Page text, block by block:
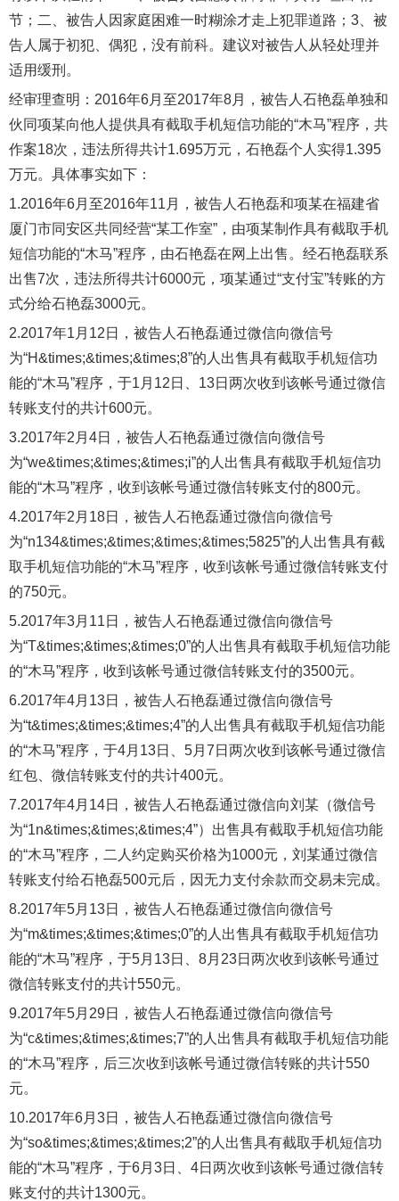
节；二、被告人因家庭困难一时糊涂才走上犯罪道路；3、被
告人属于初犯、偶犯，没有前科。建议对被告人从轻处理并
适用缓刑。
经审理查明：2016年6月至2017年8月，被告人石艳磊单独和
伙同项某向他人提供具有截取手机短信功能的“木马”程序，共
作案18次，违法所得共计1.695万元，石艳磊个人实得1.395
万元。具体事实如下：
1.2016年6月至2016年11月，被告人石艳磊和项某在福建省
厦门市同安区共同经营“某工作室”，由项某制作具有截取手机
短信功能的“木马”程序，由石艳磊在网上出售。经石艳磊联系
出售7次，违法所得共计6000元，项某通过“支付宝”转账的方
式分给石艳磊3000元。
2.2017年1月12日，被告人石艳磊通过微信向微信号
为“H&times;&times;&times;8”的人出售具有截取手机短信功
能的“木马”程序，于1月12日、13日两次收到该帐号通过微信
转账支付的共计600元。
3.2017年2月4日，被告人石艳磊通过微信向微信号
为“we&times;&times;&times;i”的人出售具有截取手机短信功
能的“木马”程序，收到该帐号通过微信转账支付的800元。
4.2017年2月18日，被告人石艳磊通过微信向微信号
为“n134&times;&times;&times;&times;5825”的人出售具有截
取手机短信功能的“木马”程序，收到该帐号通过微信转账支付
的750元。
5.2017年3月11日，被告人石艳磊通过微信向微信号
为“T&times;&times;&times;0”的人出售具有截取手机短信功能
的“木马”程序，收到该帐号通过微信转账支付的3500元。
6.2017年4月13日，被告人石艳磊通过微信向微信号
为“t&times;&times;&times;4”的人出售具有截取手机短信功能
的“木马”程序，于4月13日、5月7日两次收到该帐号通过微信
红包、微信转账支付的共计400元。
7.2017年4月14日，被告人石艳磊通过微信向刘某（微信号
为“1n&times;&times;&times;4”）出售具有截取手机短信功能
的“木马”程序，二人约定购买价格为1000元，刘某通过微信
转账支付给石艳磊500元后，因无力支付余款而交易未完成。
8.2017年5月13日，被告人石艳磊通过微信向微信号
为“m&times;&times;&times;0”的人出售具有截取手机短信功
能的“木马”程序，于5月13日、8月23日两次收到该帐号通过
微信转账支付的共计550元。
9.2017年5月29日，被告人石艳磊通过微信向微信号
为“c&times;&times;&times;7”的人出售具有截取手机短信功能
的“木马”程序，后三次收到该帐号通过微信转账的共计550
元。
10.2017年6月3日，被告人石艳磊通过微信向微信号
为“so&times;&times;&times;2”的人出售具有截取手机短信功
能的“木马”程序，于6月3日、4日两次收到该帐号通过微信转
账支付的共计1300元。